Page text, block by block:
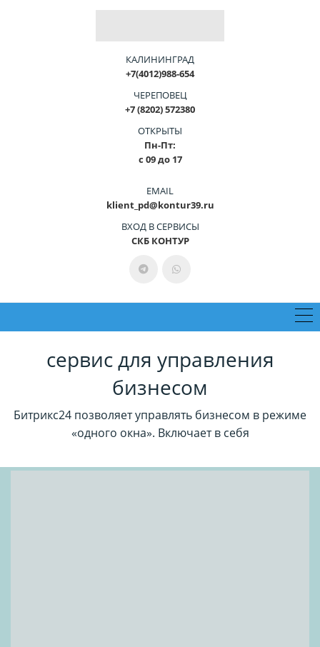
КАЛИНИНГРАД
+7(4012)988-654
ЧЕРЕПОВЕЦ
+7 (8202) 572380
ОТКРЫТЫ
Пн-Пт:
с 09 до 17
EMAIL
klient_pd@kontur39.ru
ВХОД В СЕРВИСЫ
СКБ КОНТУР
сервис для управления
бизнесом
Битрикс24 позволяет управлять бизнесом в режиме
«одного окна». Включает в себя